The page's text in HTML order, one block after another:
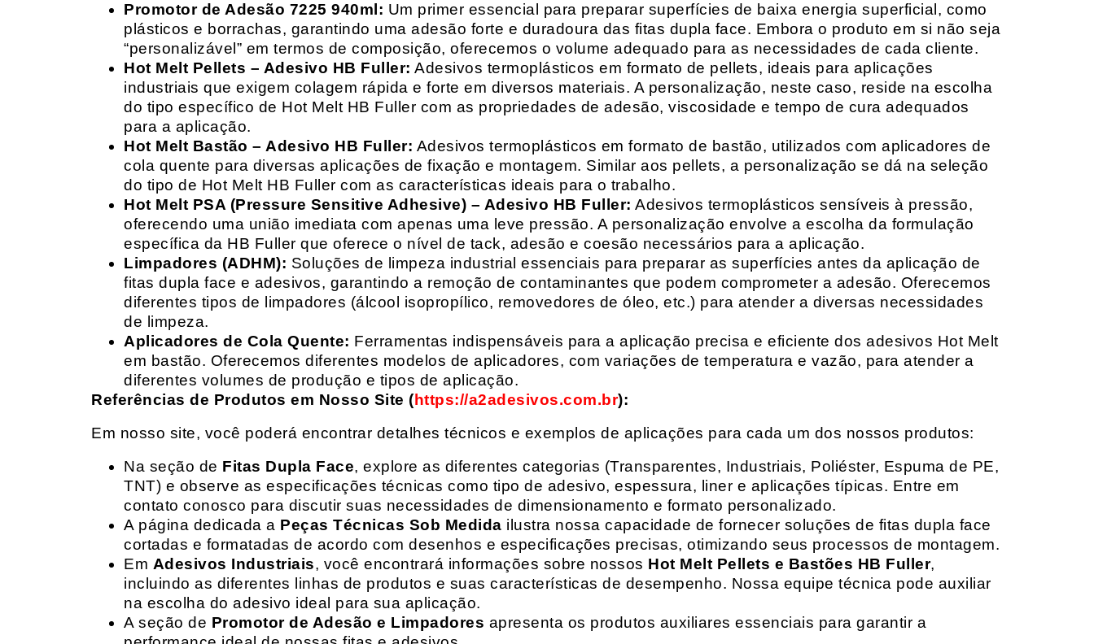
Promotor de Adesão 7225 940ml: Um primer essencial para preparar superfícies de baixa energia superficial, como
plásticos e borrachas, garantindo uma adesão forte e duradoura das fitas dupla face. Embora o produto em si não seja
“personalizável” em termos de composição, oferecemos o volume adequado para as necessidades de cada cliente.
Hot Melt Pellets – Adesivo HB Fuller: Adesivos termoplásticos em formato de pellets, ideais para aplicações
industriais que exigem colagem rápida e forte em diversos materiais. A personalização, neste caso, reside na escolha
do tipo específico de Hot Melt HB Fuller com as propriedades de adesão, viscosidade e tempo de cura adequados
para a aplicação.
Hot Melt Bastão – Adesivo HB Fuller: Adesivos termoplásticos em formato de bastão, utilizados com aplicadores de
cola quente para diversas aplicações de fixação e montagem. Similar aos pellets, a personalização se dá na seleção
do tipo de Hot Melt HB Fuller com as características ideais para o trabalho.
Hot Melt PSA (Pressure Sensitive Adhesive) – Adesivo HB Fuller: Adesivos termoplásticos sensíveis à pressão,
oferecendo uma união imediata com apenas uma leve pressão. A personalização envolve a escolha da formulação
específica da HB Fuller que oferece o nível de tack, adesão e coesão necessários para a aplicação.
Limpadores (ADHM): Soluções de limpeza industrial essenciais para preparar as superfícies antes da aplicação de
fitas dupla face e adesivos, garantindo a remoção de contaminantes que podem comprometer a adesão. Oferecemos
diferentes tipos de limpadores (álcool isopropílico, removedores de óleo, etc.) para atender a diversas necessidades
de limpeza.
Aplicadores de Cola Quente: Ferramentas indispensáveis para a aplicação precisa e eficiente dos adesivos Hot Melt
em bastão. Oferecemos diferentes modelos de aplicadores, com variações de temperatura e vazão, para atender a
diferentes volumes de produção e tipos de aplicação.
Referências de Produtos em Nosso Site (https://a2adesivos.com.br):
Em nosso site, você poderá encontrar detalhes técnicos e exemplos de aplicações para cada um dos nossos produtos:
Na seção de Fitas Dupla Face, explore as diferentes categorias (Transparentes, Industriais, Poliéster, Espuma de PE,
TNT) e observe as especificações técnicas como tipo de adesivo, espessura, liner e aplicações típicas. Entre em
contato conosco para discutir suas necessidades de dimensionamento e formato personalizado.
A página dedicada a Peças Técnicas Sob Medida ilustra nossa capacidade de fornecer soluções de fitas dupla face
cortadas e formatadas de acordo com desenhos e especificações precisas, otimizando seus processos de montagem.
Em Adesivos Industriais, você encontrará informações sobre nossos Hot Melt Pellets e Bastões HB Fuller,
incluindo as diferentes linhas de produtos e suas características de desempenho. Nossa equipe técnica pode auxiliar
na escolha do adesivo ideal para sua aplicação.
A seção de Promotor de Adesão e Limpadores apresenta os produtos auxiliares essenciais para garantir a